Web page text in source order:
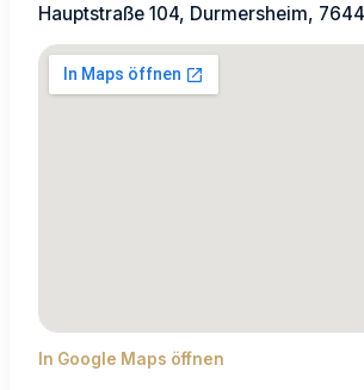
Hauptstraße 104, Durmersheim,
In Google Maps öffnen